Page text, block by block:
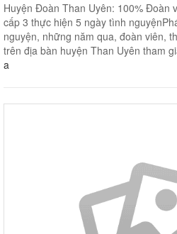
Huyện Đoàn Than Uyên: 100% Đoàn
cấp 3 thực hiện 5 ngày tình
nguyện, những năm qua, đoàn viên,
trên địa bàn huyện Than Uyên tham
a